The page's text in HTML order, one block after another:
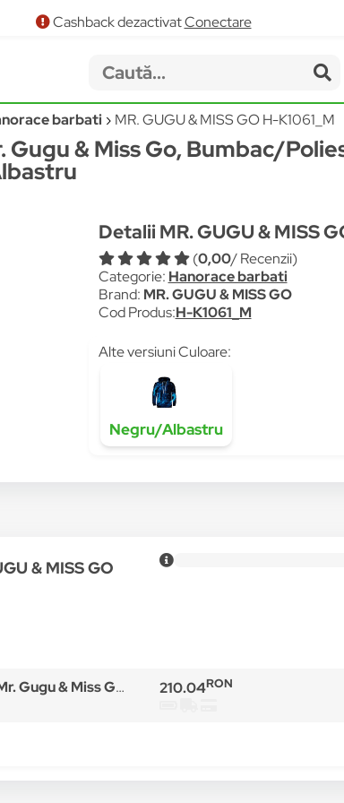
Cashback dezactivatConectare
barbati MR. GUGU & MISS GO H-K1061_M
Gugu & Miss Go, Bumbac/
Detalii MR. GUGU & MISS
(0,00/ Recenzii)
Categorie: Hanorace barbati
Brand: MR. GUGU & MISS GO
Cod Produs:H-K1061_M
Alte versiuni Culoare:
Negru/Albastru
& MISS GO
Negru/Albastru, Negru/Albastru 210.04RON